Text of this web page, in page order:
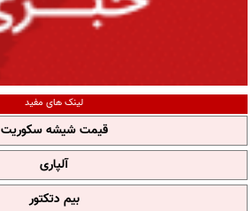
لینک های مفید
قیمت شیشه سکوریت
آلپاری
بیم دتکتور